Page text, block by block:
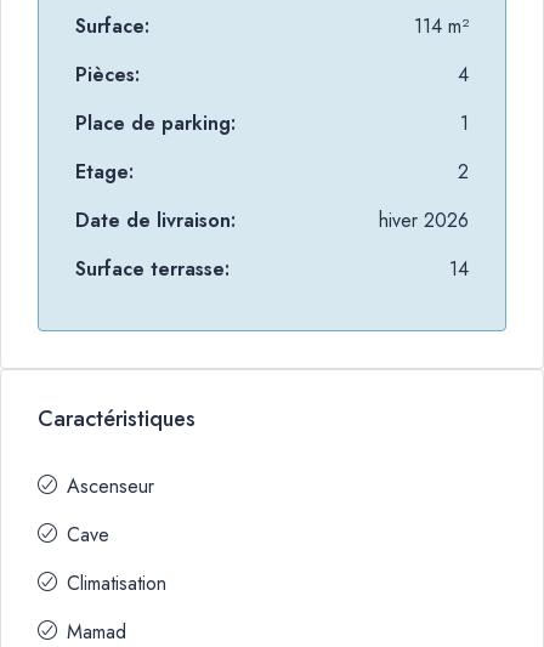
Surface:
114 m²
Pièces:
4
Place de parking:
1
Etage:
2
Date de livraison:
hiver 2026
Surface terrasse:
14
Caractéristiques
Ascenseur
Cave
Climatisation
Mamad